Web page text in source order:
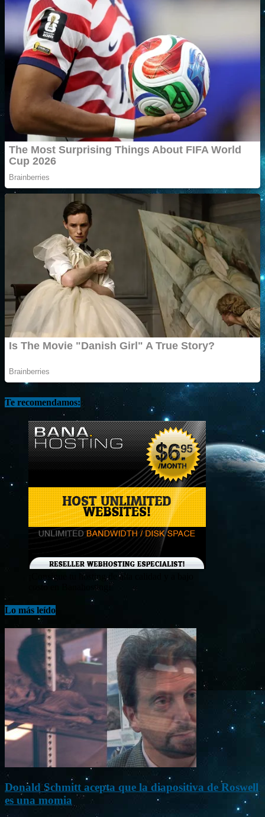
Te recomendamos:
¡Consigue tu hosting de alta calidad y a bajo
costo en Banahosting!
Lo más leído
Donald Schmitt acepta que la diapositiva de Roswell
es una momia